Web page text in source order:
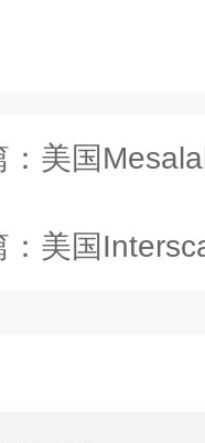
美国
美国